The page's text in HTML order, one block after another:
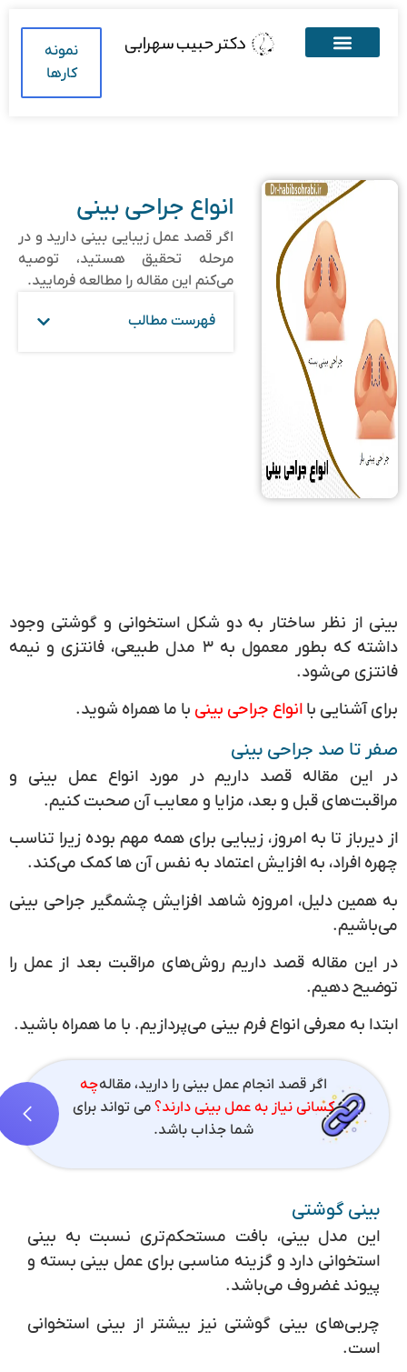
نمونه
کارها
انواع جراحی بینی
اگر قصد عمل زیبایی بینی دارید و در
مرحله تحقیق هستید، توصیه
می‌کنم این مقاله را مطالعه فرمایید.
فهرست مطالب
بینی از نظر ساختار به دو شکل استخوانی و گوشتی وجود
داشته که بطور معمول به ۳ مدل طبیعی، فانتزی و نیمه
فانتزی می‌شود.
برای آشنایی با انواع جراحی بینیبا ما همراه شوید.
صفر تا صد جراحی بینی
در این مقاله قصد داریم در مورد انواع عمل بینی و
مراقبت‌های قبل و بعد، مزایا و معایب آن صحبت کنیم.
از دیرباز تا به امروز، زیبایی برای همه مهم بوده زیرا تناسب
چهره افراد، به افزایش اعتماد به نفس آن ها کمک می‌کند.
به همین دلیل، امروزه شاهد افزایش چشمگیر جراحی بینی
می‌باشیم.
در این مقاله قصد داریم روش‌های مراقبت بعد از عمل را
توضیح دهیم.
ابتدا به معرفی انواع فرم بینی می‌پردازیم. با ما همراه باشید.
اگر قصد انجام عمل بینی را دارید، مقالهچه
کسانی نیاز به عمل بینی دارند؟می تواند برای
شما جذاب باشد.
بینی گوشتی
این مدل بینی، بافت مستحکم‌تری نسبت به بینی
استخوانی دارد و گزینه مناسبی برای عمل بینی بسته و
پیوند غضروف می‌باشد.
چربی‌های بینی گوشتی نیز بیشتر از بینی استخوانی
است.